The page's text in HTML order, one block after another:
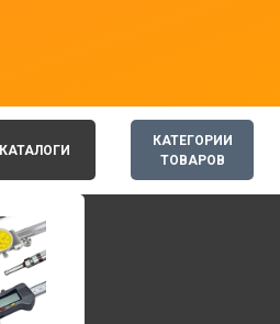
КАТЕГОРИИ
ТОВАРОВ
КАТАЛОГИ